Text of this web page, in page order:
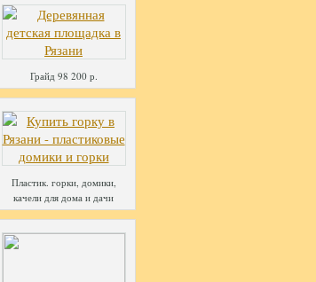
Грайд 98 200 р.
Пластик. горки, домики,
качели для дома и дачи